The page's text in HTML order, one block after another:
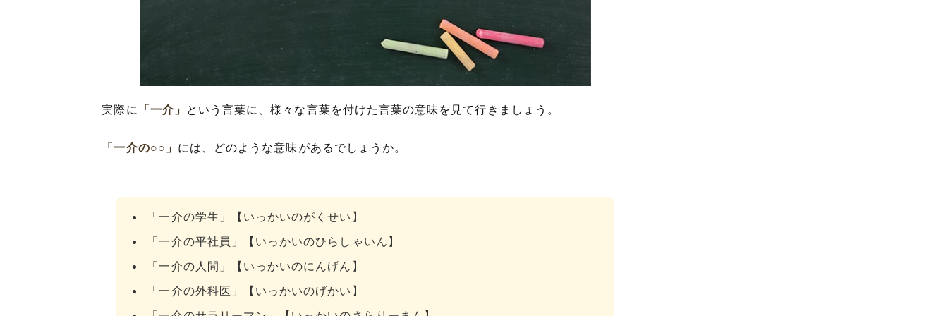
実際に 「一介」 という言葉に、様々な言葉を付けた言葉の意味を見て行きましょう。
「一介の○○」 には、どのような意味があるでしょうか。
「一介の学生」【いっかいのがくせい】
「一介の平社員」【いっかいのひらしゃいん】
「一介の人間」【いっかいのにんげん】
「一介の外科医」【いっかいのげかい】